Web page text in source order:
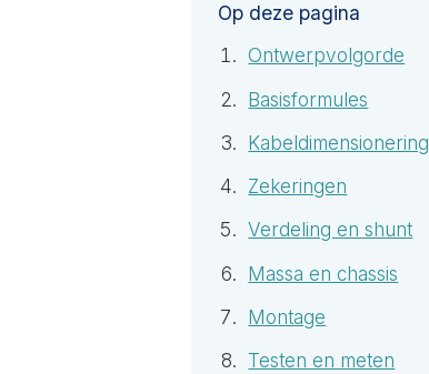
Op deze pagina
Ontwerpvolgorde
Basisformules
Kabeldimensionering
Zekeringen
Verdeling en shunt
Massa en chassis
Montage
Testen en meten